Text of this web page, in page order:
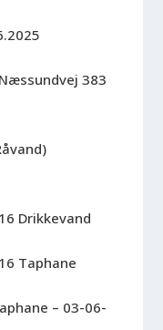
383
Drikkevand
Taphane
– 03-06-